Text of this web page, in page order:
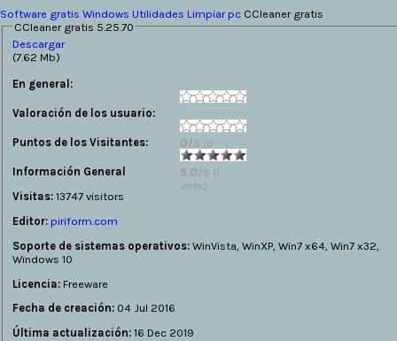
Software gratis Windows Utilidades Limpiar pc CCleaner gratis
CCleaner gratis 5.25.70
Descargar
(7.62 Mb)
En general:
Valoración de los usuario:
0/5 (0
votes)
Puntos de los Visitantes:
5.0/5 (1
vote)
Información General
Visitas:13747 visitors
Editor: piriform.com
Soporte de sistemas operativos:WinVista, WinXP, Win7 x64, Win7 x32,
Windows 10
Licencia:Freeware
Fecha de creación:04 Jul 2016
Última actualización:16 Dec 2019